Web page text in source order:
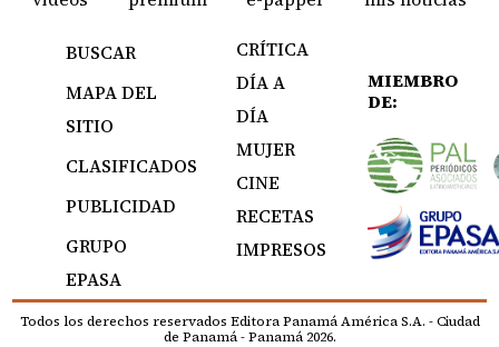
BUSCAR
MAPA DEL
SITIO
CLASIFICADOS
PUBLICIDAD
GRUPO
EPASA
CRÍTICA
DÍA A
DÍA
MUJER
CINE
RECETAS
IMPRESOS
MIEMBRO
DE:
Todos los derechos reservados Editora Panamá América S.A. - Ciudad
de Panamá - Panamá 2026.